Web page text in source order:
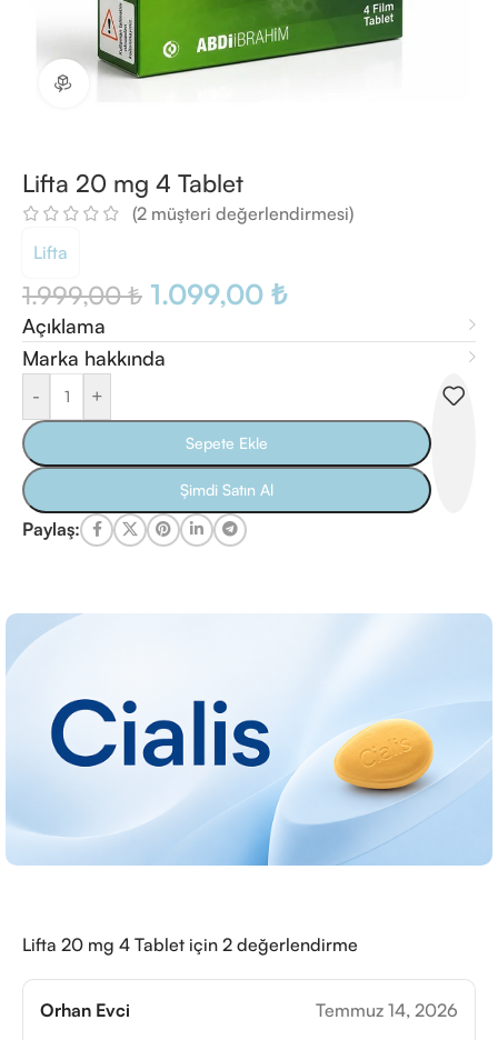
360 ürün görünümü
Lifta 20 mg 4 Tablet
(2 müşteri değerlendirmesi)
Lifta
1.999,00₺ 1.099,00 ₺
Açıklama
Marka hakkında
- +
Sepete Ekle
Şimdi Satın Al
Paylaş:
Lifta 20 mg 4 Tablet için 2 değerlendirme
Orhan Evci Temmuz 14, 2026